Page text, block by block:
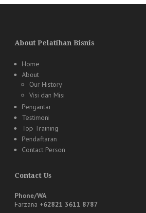
About Pelatihan Bisnis
Home
About
Our History
Visi dan Misi
Pengantar
Testimoni
Top Training
Pendaftaran
Contact Person
Contact Us
Phone/WA
Farzana +62821 3611 8787